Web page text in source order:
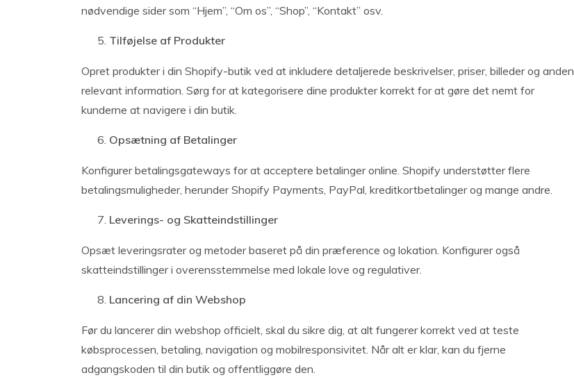
nødvendige sider som “Hjem”, “Om os”, “Shop”, “Kontakt” osv.
Tilføjelse af Produkter
Opret produkter i din Shopify-butik ved at inkludere detaljerede beskrivelser, priser, billeder og anden
relevant information. Sørg for at kategorisere dine produkter korrekt for at gøre det nemt for
kunderne at navigere i din butik.
Opsætning af Betalinger
Konfigurer betalingsgateways for at acceptere betalinger online. Shopify understøtter flere
betalingsmuligheder, herunder Shopify Payments, PayPal, kreditkortbetalinger og mange andre.
Leverings- og Skatteindstillinger
Opsæt leveringsrater og metoder baseret på din præference og lokation. Konfigurer også
skatteindstillinger i overensstemmelse med lokale love og regulativer.
Lancering af din Webshop
Før du lancerer din webshop officielt, skal du sikre dig, at alt fungerer korrekt ved at teste
købsprocessen, betaling, navigation og mobilresponsivitet. Når alt er klar, kan du fjerne
adgangskoden til din butik og offentliggøre den.